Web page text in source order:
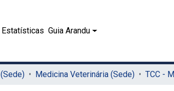
Estatísticas Guia Arandu
Medicina Veterinária (Sede)